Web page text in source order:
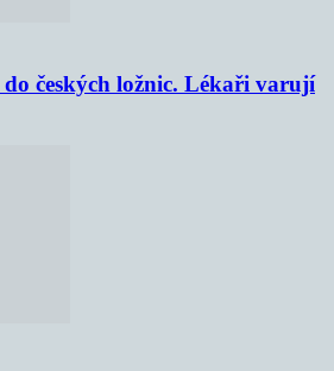
českých ložnic. Lékaři varují